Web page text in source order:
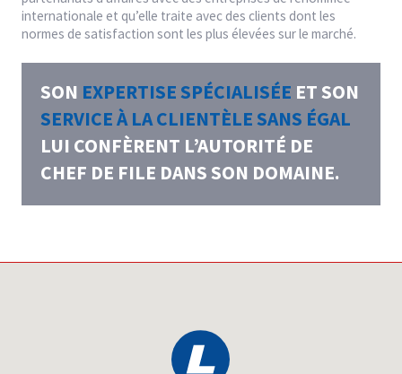
internationale et qu’elle traite avec des clients dont les
normes de satisfaction sont les plus élevées sur le marché.
SON EXPERTISE SPÉCIALISÉE ET SON
SERVICE À LA CLIENTÈLE SANS ÉGAL
LUI CONFÈRENT L’AUTORITÉ DE
CHEF DE FILE DANS SON DOMAINE.